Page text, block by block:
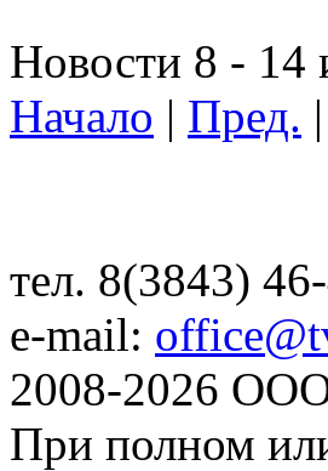
Новости 8 - 14
Начало | Пред. |
тел. 8(3843)
e-mail:
2008-2026
При полном